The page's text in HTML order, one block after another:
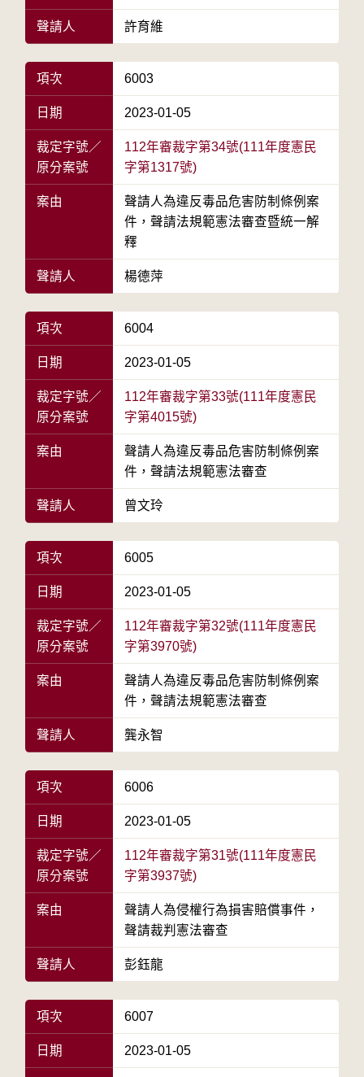
聲請人 許育維
項次 6003
日期 2023-01-05
裁定字號／
原分案號
112年審裁字第34號(111年度憲民
字第1317號)
案由
聲請人為違反毒品危害防制條例案
件，聲請法規範憲法審查暨統一解
釋
聲請人 楊德萍
項次 6004
日期 2023-01-05
裁定字號／
原分案號
112年審裁字第33號(111年度憲民
字第4015號)
案由
聲請人為違反毒品危害防制條例案
件，聲請法規範憲法審查
聲請人 曾文玲
項次 6005
日期 2023-01-05
裁定字號／
原分案號
112年審裁字第32號(111年度憲民
字第3970號)
案由
聲請人為違反毒品危害防制條例案
件，聲請法規範憲法審查
聲請人 龔永智
項次 6006
日期 2023-01-05
裁定字號／
原分案號
112年審裁字第31號(111年度憲民
字第3937號)
案由
聲請人為侵權行為損害賠償事件，
聲請裁判憲法審查
聲請人 彭鈺龍
項次 6007
日期 2023-01-05